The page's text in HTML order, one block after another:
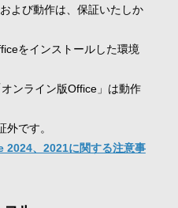
よび動作は、保証いたしか
をインストールした環境
ンライン版Office」は動作
です。
、2021に関する注意事